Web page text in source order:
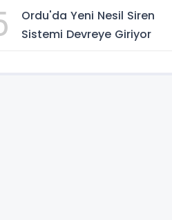
Ordu'da Yeni Nesil Siren
Sistemi Devreye Giriyor